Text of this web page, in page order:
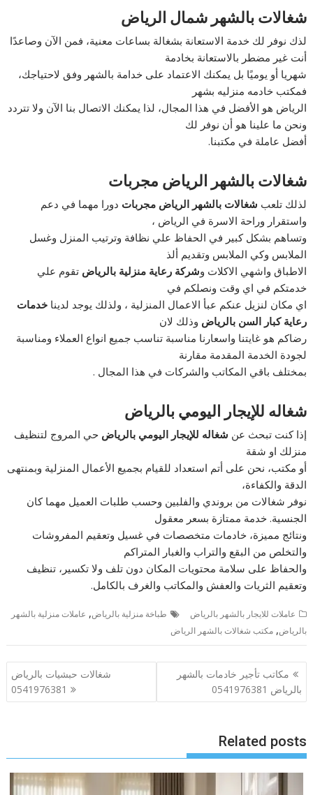
شغالات بالشهر شمال الرياض
لذك نوفر لك خدمة الاستعانة بشغالة بساعات معنية، فمن الآن وصاعدًا
أنت غير مضطر بالاستعانة بخادمة
شهريا أو يوميًا بل يمكنك الاعتماد على خدامة بالشهر وفق لاحتياجك،
فمكتب خادمه منزليه بشهر
الرياض هو الأفضل في هذا المجال، لذا يمكنك الاتصال بنا الآن ولا تتردد
ونحن ما علينا هو أن نوفر لك
أفضل عاملة في مكتبنا.
شغالات بالشهر الرياض مجربات
لذلك تلعب شغالات بالشهر الرياض مجربات دورا مهما في دعم
واستقرار وراحة الاسرة في الرياض ،
وتساهم بشكل كبير في الحفاظ علي نظافة وترتيب المنزل وغسل
الملابس وكي الملابس وتقديم ألذ
الاطباق واشهي الاكلات وشركة رعاية منزلية بالرياضتقوم علي
خدمتكم في اي وقت ونصلكم في
اي مكان لنزيل عنكم عبأ الاعمال المنزلية ، ولذلك يوجد لديناخدمات
رعاية كبار السن بالرياض وذلك لان
رضاكم هو غايتنا واسعارنا مناسبة تناسب جميع انواع العملاء ومناسبة
لجودة الخدمة المقدمة مقارنة
بمختلف باقي المكاتب والشركات في هذا المجال .
شغاله للإيجار اليومي بالرياض
إذا كنت تبحث عن شغاله للإيجار اليومي بالرياض حي المروج لتنظيف
منزلك او شقة
أو مكتب، نحن على أتم استعداد للقيام بجميع الأعمال المنزلية وبمنتهى
الدقة والكفاءة،
نوفر شغالات من بروندي والفلبين وحسب طلبات العميل مهما كان
الجنسية. خدمة ممتازة بسعر معقول
ونتائج مميزة، خادمات متخصصات في غسيل وتعقيم المفروشات
والتخلص من البقع والتراب والغبار المتراكم
والحفاظ على سلامة محتويات المكان دون تلف ولا تكسير، تنظيف
وتعقيم الثريات والعفش والمكاتب والغرف بالكامل.
عاملات للايجار بالشهر بالرياض طباخة منزلية بالرياض, عاملات منزلية بالشهر
بالرياض,مكتب شغالات بالشهر الرياض
تصفّح
المقالات
مكاتب تأجير خادمات بالشهر
بالرياض 0541976381
شغالات حبشيات بالرياض
0541976381
Related posts